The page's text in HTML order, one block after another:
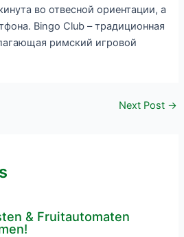
во отвесной ориентации, а
Bingo Club – традиционная
римский игровой
Next Post →
& Fruitautomaten